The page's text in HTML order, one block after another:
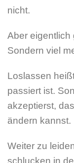
nicht.
Aber eigentlich
Sondern viel
Loslassen
passiert ist.
akzeptierst,
ändern kannst.
Weiter zu
schlucken in